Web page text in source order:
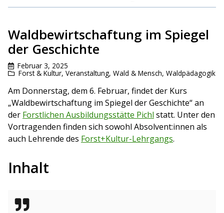
Waldbewirtschaftung im Spiegel
der Geschichte
Februar 3, 2025
Forst & Kultur, Veranstaltung, Wald & Mensch, Waldpädagogik
Am Donnerstag, dem 6. Februar, findet der Kurs
„Waldbewirtschaftung im Spiegel der Geschichte“ an
der Forstlichen Ausbildungsstätte Pichl statt. Unter den
Vortragenden finden sich sowohl Absolvent:innen als
auch Lehrende des Forst+Kultur-Lehrgangs.
Inhalt